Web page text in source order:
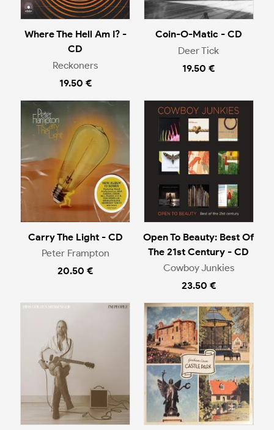
Where The Hell Am I? -
CD
Reckoners
19.50 €
Coin-O-Matic - CD
Deer Tick
19.50 €
Carry The Light - CD
Peter Frampton
20.50 €
Open To Beauty: Best Of
The 21st Century - CD
Cowboy Junkies
23.50 €